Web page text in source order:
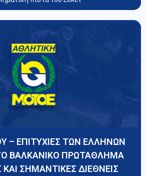
– ΕΠΙΤΥΧΙΕΣ ΤΩΝ ΕΛΛΗΝΩΝ
ΒΑΛΚΑΝΙΚΟ ΠΡΩΤΑΘΛΗΜΑ
ΣΗΜΑΝΤΙΚΕΣ ΔΙΕΘΝΕΙΣ